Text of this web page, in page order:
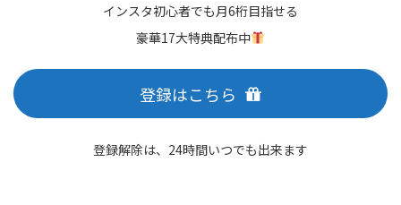
インスタ初心者でも月6桁目指せる
豪華17大特典配布中
登録はこちら
登録解除は、24時間いつでも出来ます